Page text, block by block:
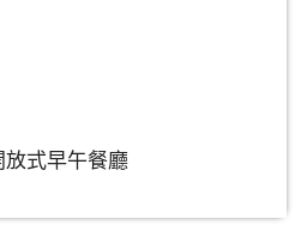
放式早午餐廳